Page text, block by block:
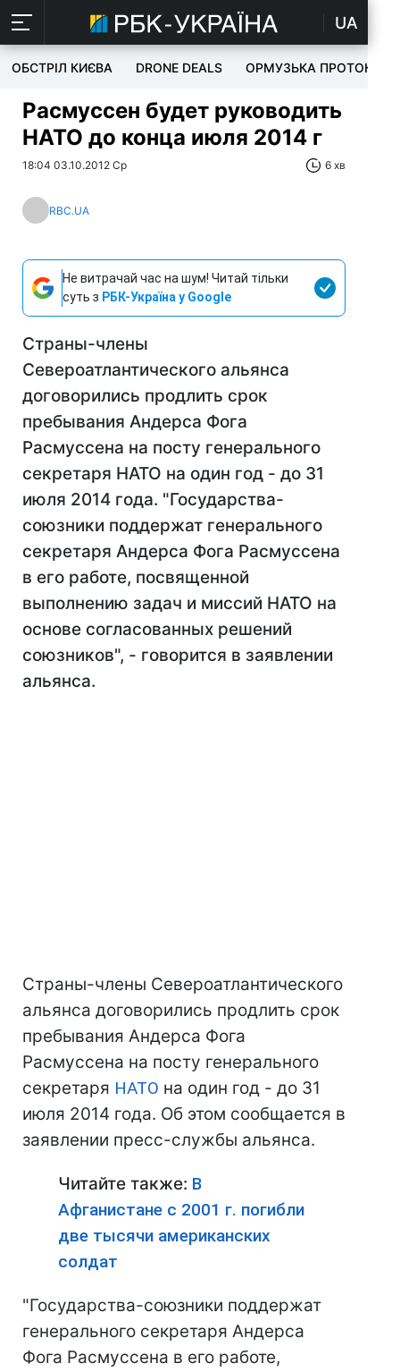
UA
ОБСТРІЛ КИЄВА DRONE DEALS ОРМУЗЬКА ПРОТОКА
Расмуссен будет руководить
НАТО до конца июля 2014 г
18:04 03.10.2012 Ср 6 хв
RBC.UA
Не витрачай час на шум! Читай тільки
суть з РБК-Україна у Google
Страны-члены
Североатлантического альянса
договорились продлить срок
пребывания Андерса Фога
Расмуссена на посту генерального
секретаря НАТО на один год - до 31
июля 2014 года. "Государства-
союзники поддержат генерального
секретаря Андерса Фога Расмуссена
в его работе, посвященной
выполнению задач и миссий НАТО на
основе согласованных решений
союзников", - говорится в заявлении
альянса.
Страны-члены Североатлантического
альянса договорились продлить срок
пребывания Андерса Фога
Расмуссена на посту генерального
секретаря НАТО на один год - до 31
июля 2014 года. Об этом сообщается в
заявлении пресс-службы альянса.
Читайте также: В
Афганистане с 2001 г. погибли
две тысячи американских
солдат
"Государства-союзники поддержат
генерального секретаря Андерса
Фога Расмуссена в его работе,